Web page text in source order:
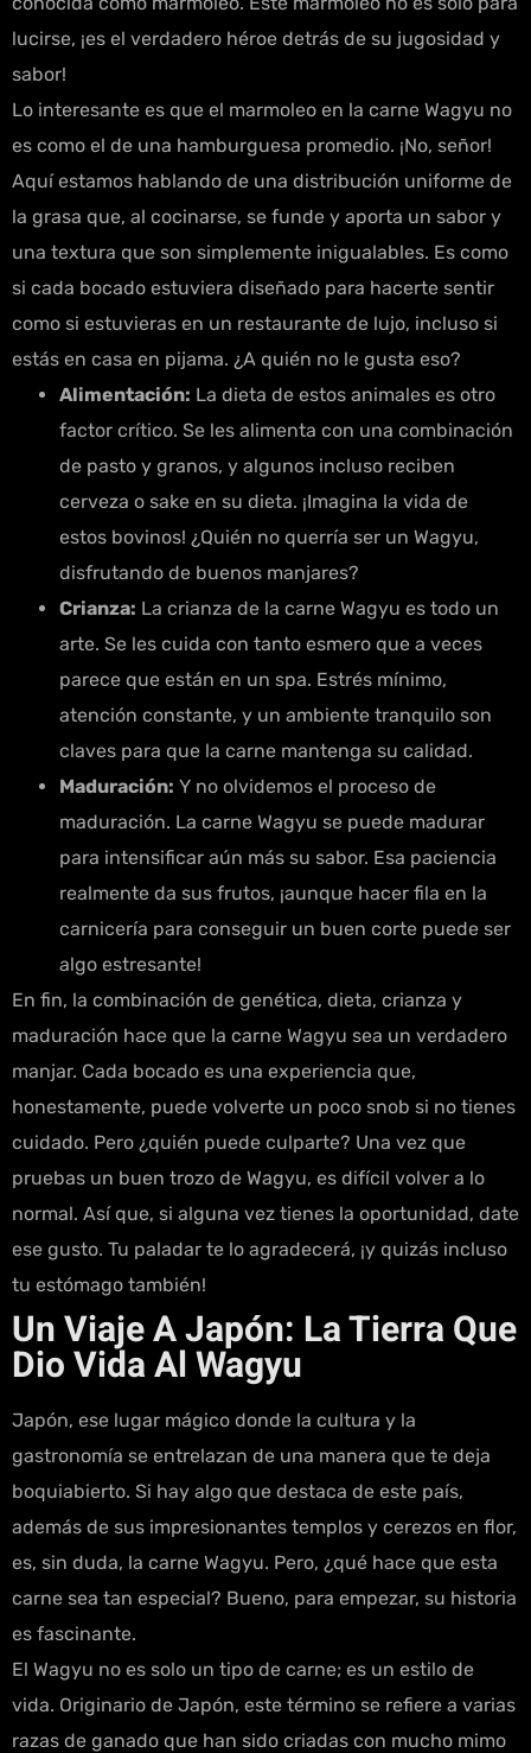
lucirse, ¡es el verdadero héroe detrás de su jugosidad y
sabor!
Lo interesante es que el marmoleo en la carne Wagyu no
es como el de una hamburguesa promedio. ¡No, señor!
Aquí estamos hablando de una distribución uniforme de
la grasa que, al cocinarse, se funde y aporta un sabor y
una textura que son simplemente inigualables. Es como
si cada bocado estuviera diseñado para hacerte sentir
como si estuvieras en un restaurante de lujo, incluso si
estás en casa en pijama. ¿A quién no le gusta eso?
Alimentación: La dieta de estos animales es otro
factor crítico. Se les alimenta con una combinación
de pasto y granos, y algunos incluso reciben
cerveza o sake en su dieta. ¡Imagina la vida de
estos bovinos! ¿Quién no querría ser un Wagyu,
disfrutando de buenos manjares?
Crianza: La crianza de la carne Wagyu es todo un
arte. Se les cuida con tanto esmero que a veces
parece que están en un spa. Estrés mínimo,
atención constante, y un ambiente tranquilo son
claves para que la carne mantenga su calidad.
Maduración: Y no olvidemos el proceso de
maduración. La carne Wagyu se puede madurar
para intensificar aún más su sabor. Esa paciencia
realmente da sus frutos, ¡aunque hacer fila en la
carnicería para conseguir un buen corte puede ser
algo estresante!
En fin, la combinación de genética, dieta, crianza y
maduración hace que la carne Wagyu sea un verdadero
manjar. Cada bocado es una experiencia que,
honestamente, puede volverte un poco snob si no tienes
cuidado. Pero ¿quién puede culparte? Una vez que
pruebas un buen trozo de Wagyu, es difícil volver a lo
normal. Así que, si alguna vez tienes la oportunidad, date
ese gusto. Tu paladar te lo agradecerá, ¡y quizás incluso
tu estómago también!
Un Viaje A Japón: La Tierra Que
Dio Vida Al Wagyu
Japón, ese lugar mágico donde la cultura y la
gastronomía se entrelazan de una manera que te deja
boquiabierto. Si hay algo que destaca de este país,
además de sus impresionantes templos y cerezos en flor,
es, sin duda, la carne Wagyu. Pero, ¿qué hace que esta
carne sea tan especial? Bueno, para empezar, su historia
es fascinante.
El Wagyu no es solo un tipo de carne; es un estilo de
vida. Originario de Japón, este término se refiere a varias
razas de ganado que han sido criadas con mucho mimo